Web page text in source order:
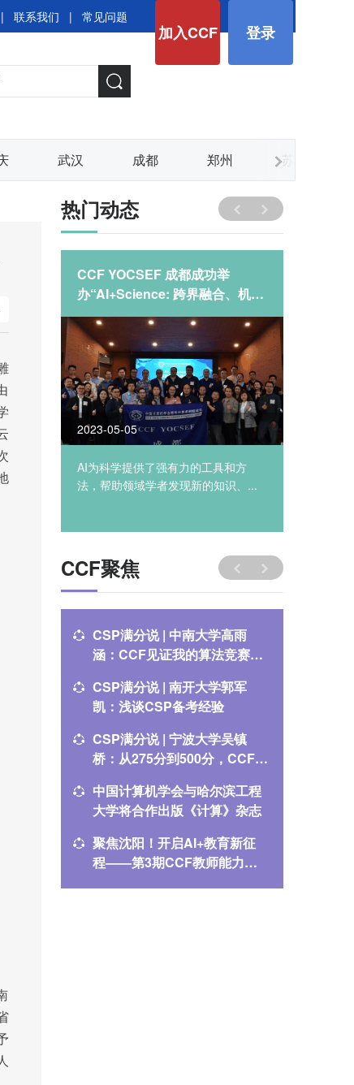
加入CCF 登录
| 联系我们 | 常见问题
武汉 成都 郑州 苏州
热门动态
品
肥顺
CCF YOCSEF 成都成功举
办“AI+Science: 跨界融合、机遇
与挑战”技术论坛
2023-05-05
AI为科学提供了强有力的工具和方
法，帮助领域学者发现新的知识、...
CCF聚焦
CSP满分说 | 中南大学高雨
涵：CCF见证我的算法竞赛成
CSP满分说 | 南开大学郭军
凯：浅谈CSP备考经验
CSP满分说 | 宁波大学吴镇
桥：从275分到500分，CCF伴
中国计算机学会与哈尔滨工程
大学将合作出版《计算》杂志
聚焦沈阳！开启AI+教育新征
程——第3期CCF教师能力提